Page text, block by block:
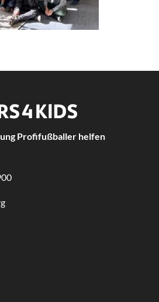
Profifußballer helfen